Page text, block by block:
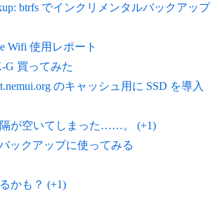
btrfs でインクリメンタルバックアップ
Wifi 使用レポート
G 買ってみた
のキャッシュ用に SSD を導入
隔が空いてしまった……。 (+1)
ックアップに使ってみる
かも？ (+1)